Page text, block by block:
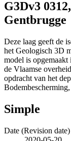
G3Dv3
Gentbrugge
Deze laag geeft de
het Geologisch 3D
model is opgemaakt
de Vlaamse
opdracht van het
Simple
Date (Revision date)